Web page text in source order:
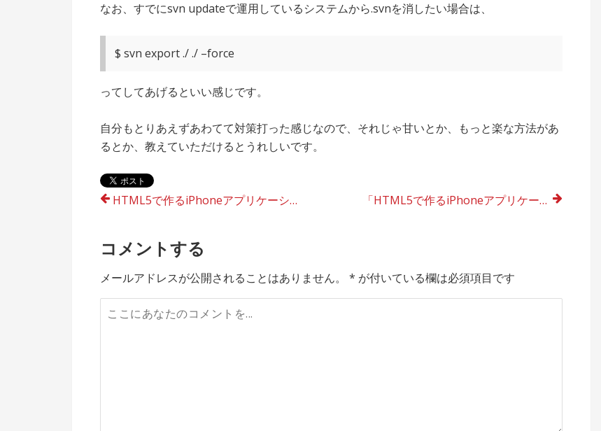
なお、すでにsvn updateで運用しているシステムから.svnを消したい場合は、
$ svn export ./ ./ –force
ってしてあげるといい感じです。
自分もとりあえずあわてて対策打った感じなので、それじゃ甘いとか、もっと楽な方法があ
るとか、教えていただけるとうれしいです。
投
ナ
ビ
ゲ
HTML5で作るiPhoneアプリケーション 「HTML5で作るiPhoneアプリケーション」がHot on Twitterに掲載されました
コメントする
メールアドレスが公開されることはありません。 * が付いている欄は必須項目です